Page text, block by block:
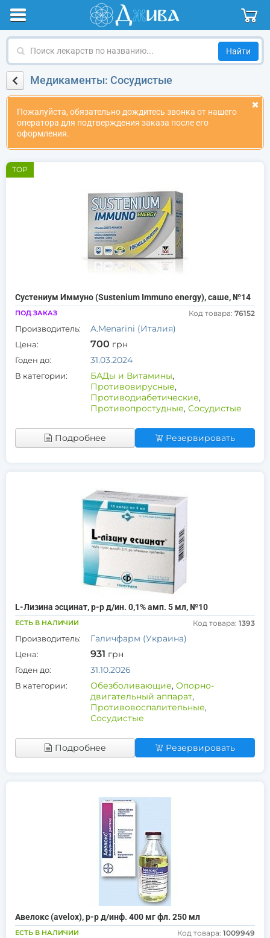
Поиск
по
названиюМедикаменты: Сосудистые
Пожалуйста, обязательно дождитесь звонка от нашего
оператора для подтверждения заказа после его
оформления.
TOP
Сустениум Иммуно (Sustenium Immuno energy), саше, №14
ПОД ЗАКАЗ Код товара: 76152
Производитель: A.Menarini (Италия)
Цена: 700 грн
Годен до: 31.03.2024
В категории: БАДы и Витамины,
Противовирусные,
Противодиабетические,
Противопростудные, Сосудистые
Подробнее Резервировать
L-Лизина эсцинат, р-р д/ин. 0,1% амп. 5 мл, №10
ЕСТЬ В НАЛИЧИИ Код товара: 1393
Производитель: Галичфарм (Украина)
Цена: 931 грн
Годен до: 31.10.2026
В категории: Обезболивающие, Опорно-
двигательный аппарат,
Противовоспалительные,
Сосудистые
Подробнее Резервировать
Авелокс (avelox), р-р д/инф. 400 мг фл. 250 мл
ЕСТЬ В НАЛИЧИИ Код товара: 1009949